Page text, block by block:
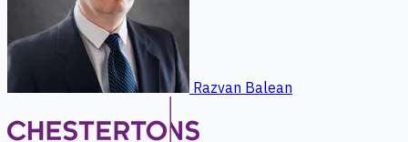
Razvan Balean